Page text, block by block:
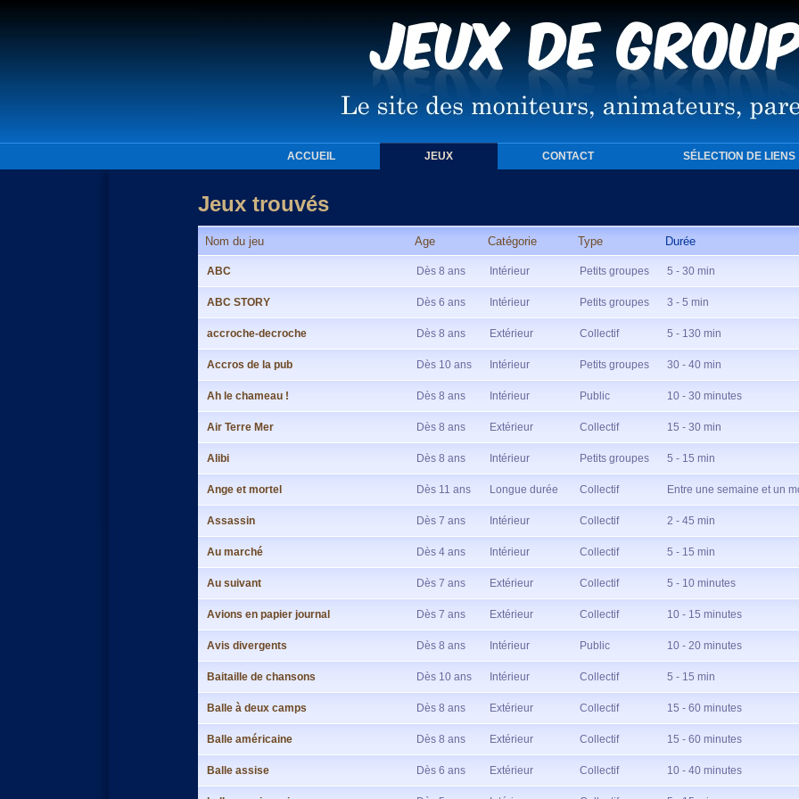
ACCUEIL JEUX CONTACT SÉLECTION DE LIENS
Jeux trouvés
Nom du jeu Age Catégorie Type Durée
ABC Dès 8 ans Intérieur Petits groupes 5 - 30 min
ABC STORY Dès 6 ans Intérieur Petits groupes 3 - 5 min
accroche-decroche Dès 8 ans Extérieur Collectif 5 - 130 min
Accros de la pub Dès 10 ans Intérieur Petits groupes 30 - 40 min
Ah le chameau ! Dès 8 ans Intérieur Public 10 - 30 minutes
Air Terre Mer Dès 8 ans Extérieur Collectif 15 - 30 min
Alibi Dès 8 ans Intérieur Petits groupes 5 - 15 min
Ange et mortel Dès 11 ans Longue durée Collectif Entre une semaine et un
Assassin Dès 7 ans Intérieur Collectif 2 - 45 min
Au marché Dès 4 ans Intérieur Collectif 5 - 15 min
Au suivant Dès 7 ans Extérieur Collectif 5 - 10 minutes
Avions en papier journal Dès 7 ans Extérieur Collectif 10 - 15 minutes
Avis divergents Dès 8 ans Intérieur Public 10 - 20 minutes
Baitaille de chansons Dès 10 ans Intérieur Collectif 5 - 15 min
Balle à deux camps Dès 8 ans Extérieur Collectif 15 - 60 minutes
Balle américaine Dès 8 ans Extérieur Collectif 15 - 60 minutes
Balle assise Dès 6 ans Extérieur Collectif 10 - 40 minutes